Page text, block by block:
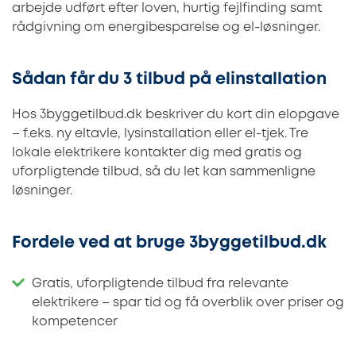
arbejde udført efter loven, hurtig fejlfinding samt
rådgivning om energibesparelse og el-løsninger.
Sådan får du 3 tilbud på elinstallation
Hos 3byggetilbud.dk beskriver du kort din elopgave
– f.eks. ny eltavle, lysinstallation eller el-tjek. Tre
lokale elektrikere kontakter dig med gratis og
uforpligtende tilbud, så du let kan sammenligne
løsninger.
Fordele ved at bruge 3byggetilbud.dk
Gratis, uforpligtende tilbud fra relevante
elektrikere – spar tid og få overblik over priser og
kompetencer